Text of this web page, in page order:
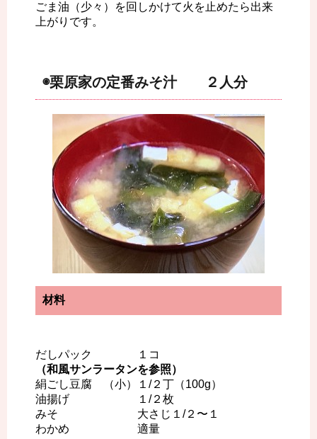
ごま油（少々）を回しかけて火を止めたら出来
上がりです。
◉栗原家の定番みそ汁 ２人分
材料
だしパック １コ
（和風サンラータンを参照）
絹ごし豆腐 （小）１/２丁（100g）
油揚げ １/２枚
みそ 大さじ１/２〜１
わかめ 適量